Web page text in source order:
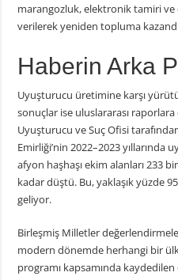
marangozluk, elektronik tamiri ve
verilerek yeniden topluma
Haberin Arka
Uyuşturucu üretimine karşı
sonuçlar ise uluslararası raporlara
Uyuşturucu ve Suç Ofisi
Emirliği’nin 2022–2023 yıllarında
afyon haşhaşı ekim alanları 233
kadar düştü. Bu, yaklaşık yüzde
geliyor.
Birleşmiş Milletler
modern dönemde herhangi bir
programı kapsamında